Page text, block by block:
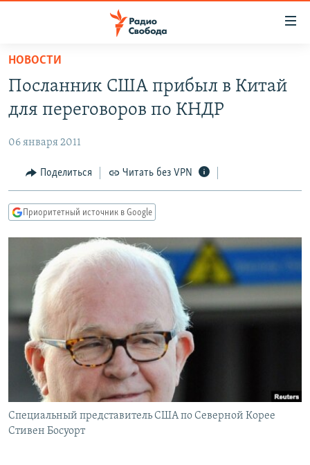
упрощенного
доступа
основному
Вернутся
главной
навигации
Вернутся
поиску
АВТОРСКИЕ ПРОЕКТЫ
ЦИТАТЫ СВОБОДЫ
МНЕНИЯ
IDEL.РЕАЛИИ
КАВКАЗ.РЕАЛИИ
СЕВЕР.РЕАЛИИ
СИБИРЬ.РЕАЛИИ
РАСПИСАНИЕ ВЕЩАНИЯ
ПОДПИШИТЕСЬ НА РАССЫЛКУ
СОЦИАЛЬНЫЕ СЕТИ
НОВОСТИ
Посланник США прибыл в Китай
для переговоров по КНДР
06 января 2011
Поделиться Читать без VPN
Приоритетный источник в Google
Специальный представитель США по Северной Корее
Стивен Босуорт